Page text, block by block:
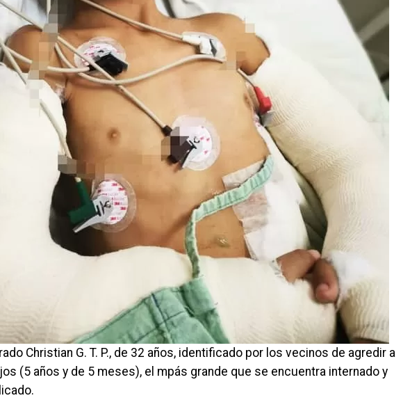
Christian G. T. P., de 32 años, identificado por los vecinos de agredir a
(5 años y de 5 meses), el mpás grande que se encuentra internado y